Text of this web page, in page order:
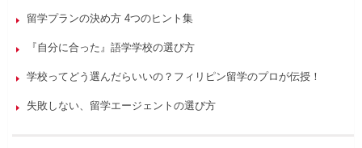
留学プランの決め方 4つのヒント集
『自分に合った』語学学校の選び方
学校ってどう選んだらいいの？フィリピン留学のプロが伝授！
失敗しない、留学エージェントの選び方